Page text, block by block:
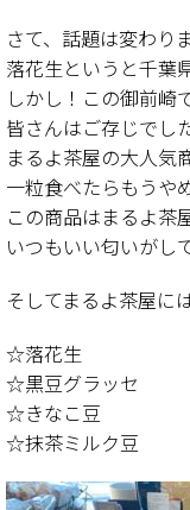
さて、話題は変わり
落花生というと千葉
しかし！この御前崎
皆さんはご存じでし
まるよ茶屋の大人気
一粒食べたらもう
この商品はまるよ茶
いつもいい匂いがし
そしてまるよ茶屋に
☆落花生
☆黒豆グラッセ
☆きなこ豆
☆抹茶ミルク豆